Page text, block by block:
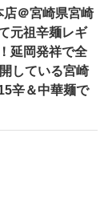
店＠宮崎県宮崎
元祖辛麺レギ
延岡発祥で全
している宮崎
辛＆中華麺で